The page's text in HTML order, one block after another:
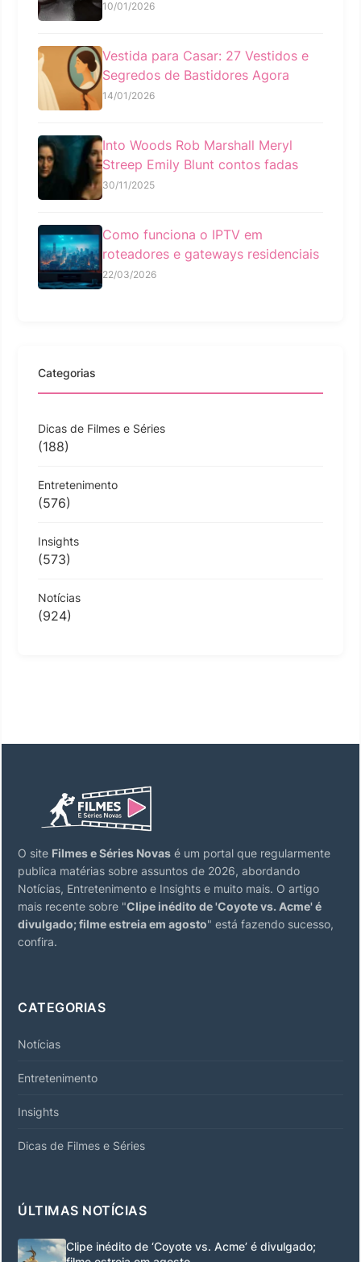
10/01/2026
Vestida para Casar: 27 Vestidos e
Segredos de Bastidores Agora
14/01/2026
Into Woods Rob Marshall Meryl
Streep Emily Blunt contos fadas
30/11/2025
Como funciona o IPTV em
roteadores e gateways residenciais
22/03/2026
Categorias
Dicas de Filmes e Séries
(188)
Entretenimento
(576)
Insights
(573)
Notícias
(924)
O site Filmes e Séries Novas é um portal que regularmente
publica matérias sobre assuntos de 2026, abordando
Notícias, Entretenimento e Insights e muito mais. O artigo
mais recente sobre "Clipe inédito de 'Coyote vs. Acme' é
divulgado; filme estreia em agosto" está fazendo sucesso,
confira.
CATEGORIAS
Notícias
Entretenimento
Insights
Dicas de Filmes e Séries
ÚLTIMAS NOTÍCIAS
Clipe inédito de ‘Coyote vs. Acme’ é divulgado;